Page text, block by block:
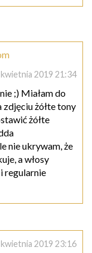
2019 21:34
;) Miałam do
żółte tony
żółte
nie ukrywam, że
a włosy
regularnie
2019 23:16